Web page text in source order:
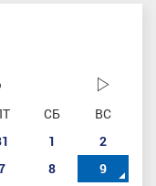
СБ
ВС
1
2
8
9